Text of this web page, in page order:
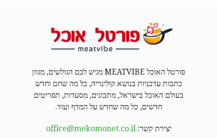
פורטל האוכל MEATVIBE מגיש לכם הגולשים, מגוון
כתבות עדכניות בנושא קולינריה, כל מה שחם וחדש
בעולם האוכל בישראל, מתכונים, מסעדות, תפריטים
חדשים, כל מה שחדש על המדף ועוד.
יצירת קשר:office@mekomonet.co.il